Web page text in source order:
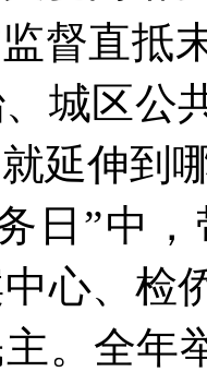
直抵末
、城区
延伸到
”中，
心、检
。全年